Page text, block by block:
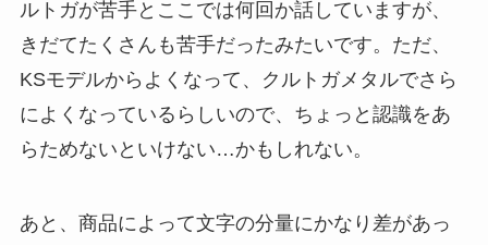
ルトガが苦手とここでは何回か話していますが、
きだてたくさんも苦手だったみたいです。ただ、
KSモデルからよくなって、クルトガメタルでさら
によくなっているらしいので、ちょっと認識をあ
らためないといけない…かもしれない。
あと、商品によって文字の分量にかなり差があっ